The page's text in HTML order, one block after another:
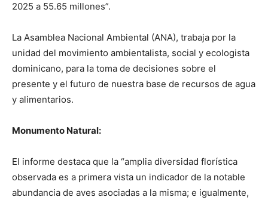
2025 a 55.65 millones”.
La Asamblea Nacional Ambiental (ANA), trabaja por la
unidad del movimiento ambientalista, social y ecologista
dominicano, para la toma de decisiones sobre el
presente y el futuro de nuestra base de recursos de agua
y alimentarios.
Monumento Natural:
El informe destaca que la “amplia diversidad florística
observada es a primera vista un indicador de la notable
abundancia de aves asociadas a la misma; e igualmente,